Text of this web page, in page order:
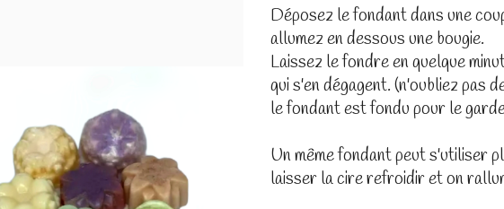
Déposez le fondant dans une
allumez en dessous une bougie.
Laissez le fondre en quelque
qui s'en dégagent. (n'oubliez pas
le fondant est fondu pour le
Un même fondant peut s'utiliser
laisser la cire refroidir et on